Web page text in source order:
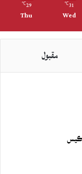
31
℃
Wed
29
℃
Thu
مقبول
ڪيس